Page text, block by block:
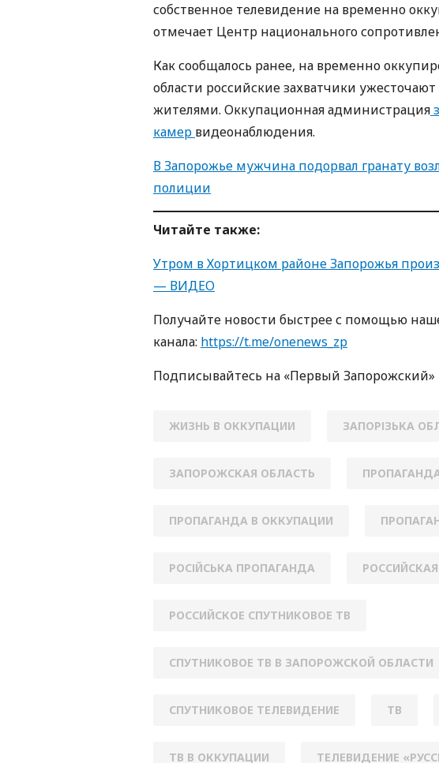
собственное телевидение на временно
отмечает Центр национального
Как сообщалось ранее, на временно
области российские захватчики
жителями. Оккупационная администрация
камер видеонаблюдения.
В Запорожье мужчина подорвал гранату
полиции
Читайте также:
Утром в Хортицком районе Запорожья
— ВИДЕО
Получайте новости быстрее с помощью
канала: https://t.me/onenews_zp
Подписывайтесь на «Первый Запорожский»
ЖИЗНЬ В ОККУПАЦИИ ЗАПОРІЗЬКА
ЗАПОРОЖСКАЯ ОБЛАСТЬ
ПРОПАГАНДА В ОККУПАЦИИ
РОСІЙСЬКА ПРОПАГАНДА
РОССИЙСКОЕ СПУТНИКОВОЕ ТВ
СПУТНИКОВОЕ ТВ В ЗАПОРОЖСКОЙ ОБЛАСТИ
СПУТНИКОВОЕ ТЕЛЕВИДЕНИЕ ТВ
ТВ В ОККУПАЦИИ ТЕЛЕВИДЕНИЕ